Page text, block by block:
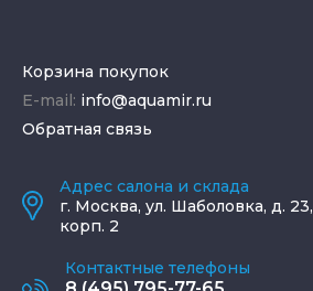
Корзина покупок
E-mail: info@aquamir.ru
Обратная связь
Адрес салона и склада
г. Москва, ул. Шаболовка, д. 23,
корп. 2
Контактные телефоны